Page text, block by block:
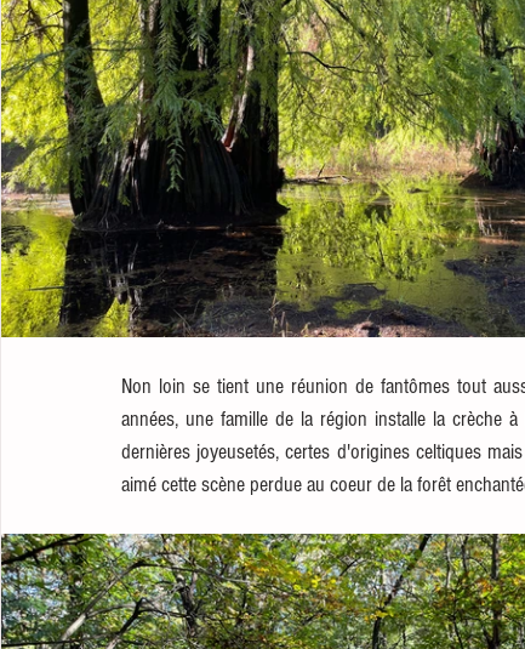
Non loin se tient une réunion de fantômes tout
années, une famille de la région installe la crèche
dernières joyeusetés, certes d'origines celtiques
aimé cette scène perdue au coeur de la forêt